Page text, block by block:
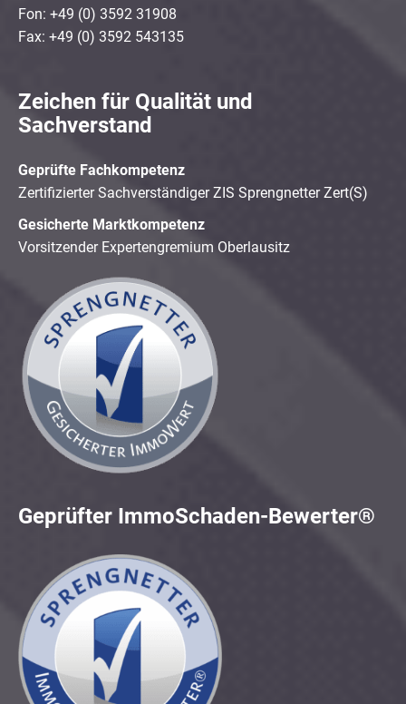
Fon: +49 (0) 3592 31908
Fax: +49 (0) 3592 543135
Zeichen für Qualität und
Sachverstand
Geprüfte Fachkompetenz
Zertifizierter Sachverständiger ZIS Sprengnetter Zert(S)
Gesicherte Marktkompetenz
Vorsitzender Expertengremium Oberlausitz
Geprüfter ImmoSchaden-Bewerter®